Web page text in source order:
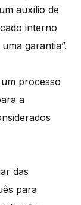
auxílio de
interno
garantia”.
processo
a
das
para